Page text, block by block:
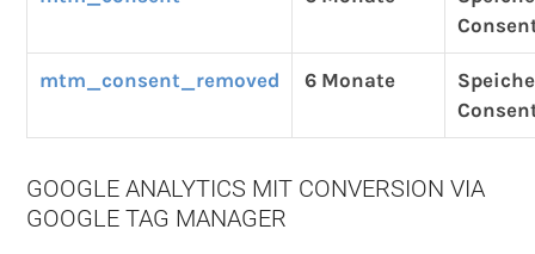
mtm_consent_removed 6 Monate
GOOGLE ANALYTICS MIT CONVERSION VIA
GOOGLE TAG MANAGER